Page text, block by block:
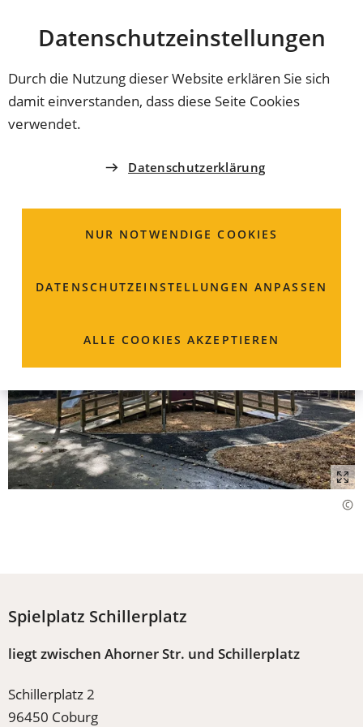
Datenschutz­einstellungen
Durch die Nutzung dieser Website erklären Sie sich
damit einverstanden, dass diese Seite Cookies
verwendet.
Datenschutzerklärung
NUR NOTWENDIGE COOKIES
DATENSCHUTZ­EINSTELLUNGEN ANPASSEN
ALLE COOKIES AKZEPTIEREN
INHALT ANSPRINGEN
Coburg
SPIELPLÄTZE IN COBURG
Spielplatz Schillerplatz
liegt zwischen Ahorner Str. und Schillerplatz
Schillerplatz 2
96450 Coburg